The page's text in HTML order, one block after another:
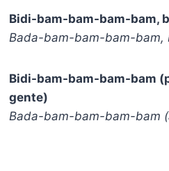
Bidi-bam-bam-bam-bam,
Bada-bam-bam-bam-bam,
Bidi-bam-bam-bam-bam
gente)
Bada-bam-bam-bam-bam